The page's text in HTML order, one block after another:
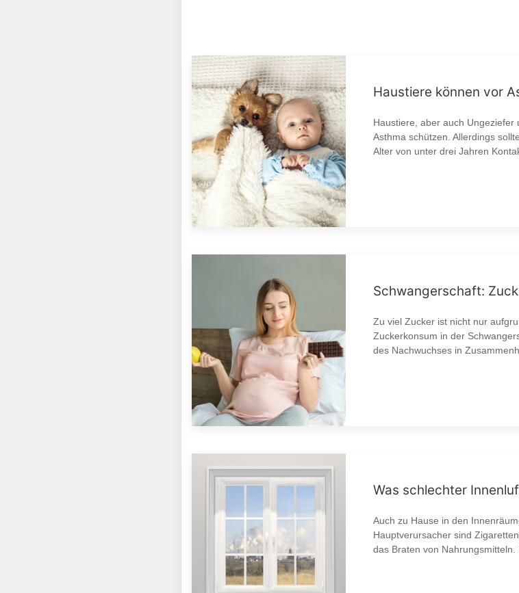
Haustiere können vor
Haustiere, aber auch
Asthma schützen. Allerdings
Alter von unter drei Jahren
Schwangerschaft:
Zu viel Zucker ist nicht nur
Zuckerkonsum in der
des Nachwuchses in
Was schlechter
Auch zu Hause in den
Hauptverursacher sind
das Braten von Nahrungsmitteln.